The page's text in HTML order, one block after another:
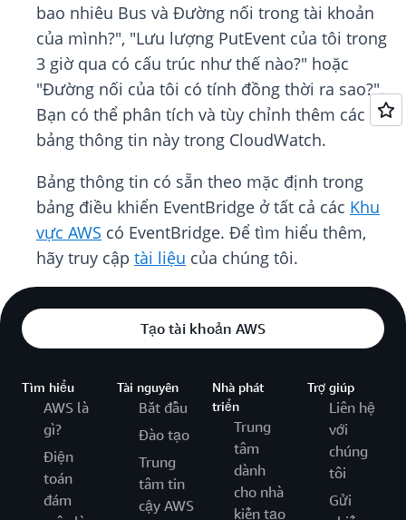
bao nhiêu Bus và Đường nối trong tài khoản
của mình?", "Lưu lượng PutEvent của tôi trong
3 giờ qua có cấu trúc như thế nào?" hoặc
"Đường nối của tôi có tính đồng thời ra sao?".
Bạn có thể phân tích và tùy chỉnh thêm các
bảng thông tin này trong CloudWatch.
Bảng thông tin có sẵn theo mặc định trong
bảng điều khiển EventBridge ở tất cả các Khu
vực AWS có EventBridge. Để tìm hiểu thêm,
hãy truy cập tài liệu của chúng tôi.
Tạo tài khoản AWS
Tìm hiểu
AWS là
gì?
Điện
toán
đám
Tài nguyên
Bắt đầu
Đào tạo
Trung
tâm tin
cậy AWS
Nhà phát
triển
Trung
tâm
dành
cho nhà
kiến tạo
Trợ giúp
Liên hệ
với
chúng
tôi
Gửi